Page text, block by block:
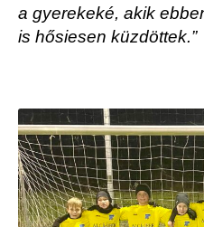
a gyerekeké, akik
is hősiesen küzdöttek.”